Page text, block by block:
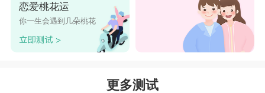
局，炉灶首当其冲，连带影响到一家人的饮食健
康。
4、不可是死水
恋爱桃花运
你一生会遇到几朵桃花
更多测试